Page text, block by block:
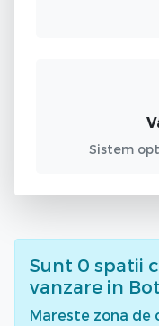
Sistem
Sunt 0 spatii
vanzare in
Mareste zona de